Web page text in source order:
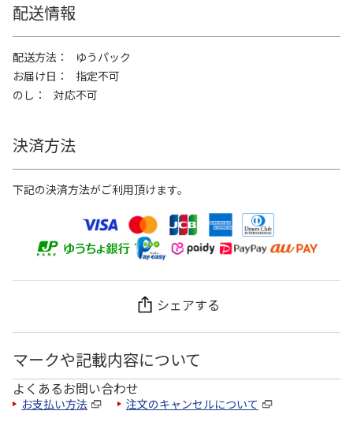
配送情報
配送方法
ゆうパック
お届け日
指定不可
のし
対応不可
決済方法
下記の決済方法がご利用頂けます。
シェアする
マークや記載内容について
よくあるお問い合わせ
お支払い方法 注文のキャンセルについて